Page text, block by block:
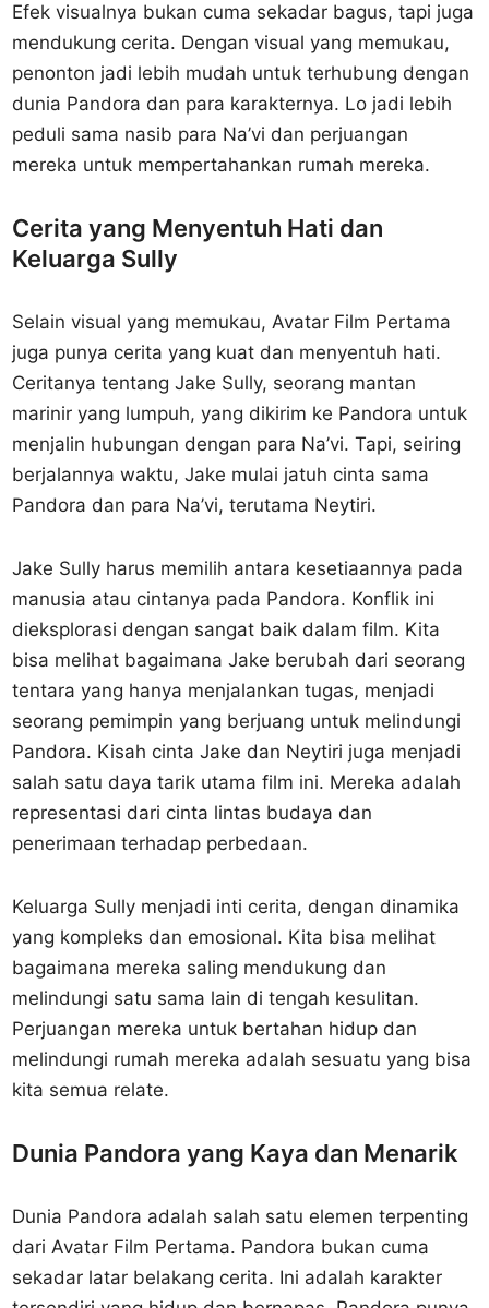
Efek visualnya bukan cuma sekadar bagus, tapi juga
mendukung cerita. Dengan visual yang memukau,
penonton jadi lebih mudah untuk terhubung dengan
dunia Pandora dan para karakternya. Lo jadi lebih
peduli sama nasib para Na’vi dan perjuangan
mereka untuk mempertahankan rumah mereka.
Cerita yang Menyentuh Hati dan
Keluarga Sully
Selain visual yang memukau, Avatar Film Pertama
juga punya cerita yang kuat dan menyentuh hati.
Ceritanya tentang Jake Sully, seorang mantan
marinir yang lumpuh, yang dikirim ke Pandora untuk
menjalin hubungan dengan para Na’vi. Tapi, seiring
berjalannya waktu, Jake mulai jatuh cinta sama
Pandora dan para Na’vi, terutama Neytiri.
Jake Sully harus memilih antara kesetiaannya pada
manusia atau cintanya pada Pandora. Konflik ini
dieksplorasi dengan sangat baik dalam film. Kita
bisa melihat bagaimana Jake berubah dari seorang
tentara yang hanya menjalankan tugas, menjadi
seorang pemimpin yang berjuang untuk melindungi
Pandora. Kisah cinta Jake dan Neytiri juga menjadi
salah satu daya tarik utama film ini. Mereka adalah
representasi dari cinta lintas budaya dan
penerimaan terhadap perbedaan.
Keluarga Sully menjadi inti cerita, dengan dinamika
yang kompleks dan emosional. Kita bisa melihat
bagaimana mereka saling mendukung dan
melindungi satu sama lain di tengah kesulitan.
Perjuangan mereka untuk bertahan hidup dan
melindungi rumah mereka adalah sesuatu yang bisa
kita semua relate.
Dunia Pandora yang Kaya dan Menarik
Dunia Pandora adalah salah satu elemen terpenting
dari Avatar Film Pertama. Pandora bukan cuma
sekadar latar belakang cerita. Ini adalah karakter